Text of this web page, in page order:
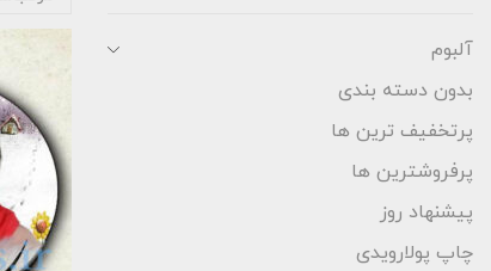
آلبوم
بدون دسته بندی
پرتخفیف ترین ها
پرفروشترین ها
پیشنهاد روز
چاپ پولارویدی